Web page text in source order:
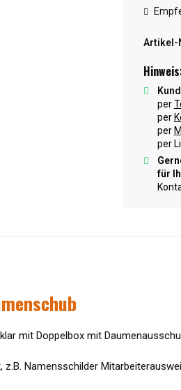
Artikel-
per
per
per
per
für
mit Doppelbox mit
Namensschilder